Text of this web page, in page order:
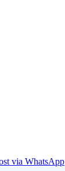
via WhatsApp